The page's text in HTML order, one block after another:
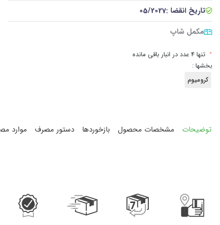
تاریخ انقضا :05/2027
مکمل شاپ
• تنها 4 عدد در انبار باقی مانده
بخشها :
کرومیوم
توضیحات مشخصات محصول بازخوردها دستور مصرف موارد